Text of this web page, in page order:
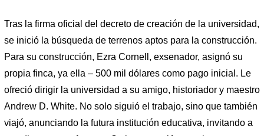
Tras la firma oficial del decreto de creación de la universidad,
se inició la búsqueda de terrenos aptos para la construcción.
Para su construcción, Ezra Cornell, exsenador, asignó su
propia finca, ya ella – 500 mil dólares como pago inicial. Le
ofreció dirigir la universidad a su amigo, historiador y maestro
Andrew D. White. No solo siguió el trabajo, sino que también
viajó, anunciando la futura institución educativa, invitando a